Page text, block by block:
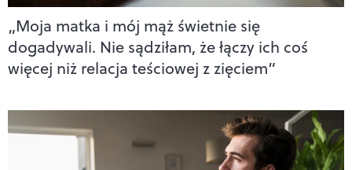
„Moja matka i mój mąż świetnie się
dogadywali. Nie sądziłam, że łączy ich coś
więcej niż relacja teściowej z zięciem”